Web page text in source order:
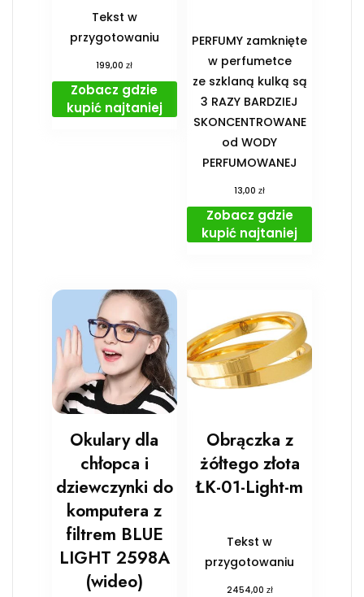
Tekst w
przygotowaniu
199,00zł
Zobacz gdzie
kupić najtaniej
PERFUMY zamknięte
w perfumetce
ze szklaną kulką są
3 RAZY BARDZIEJ
SKONCENTROWANE
od WODY
PERFUMOWANEJ
13,00zł
Zobacz gdzie
kupić najtaniej
Okulary dla
chłopca i
dziewczynki do
komputera z
filtrem BLUE
LIGHT 2598A
(wideo)
Obrączka z
żółtego złota
ŁK-01-Light-m
Tekst w
przygotowaniu
2454,00 zł